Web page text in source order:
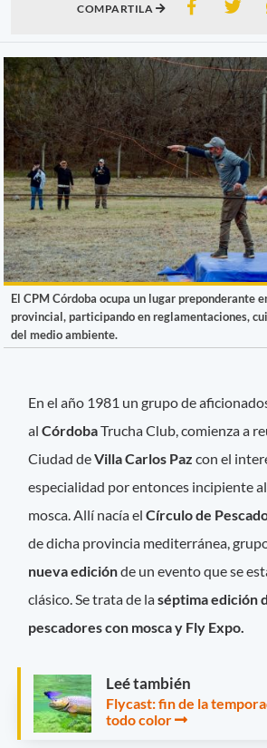
COMPARTILA
El CPM Córdoba ocupa un lugar preponderante
provincial, participando en reglamentaciones,
del medio ambiente.
En el año 1981 un grupo de
alCórdobaTrucha Club, comienza a
Ciudad deVilla Carlos Paz con el
especialidad por entonces incipiente
mosca. Allí nacía el Círculo de
de dicha provincia mediterránea,
nueva ediciónde un evento que se
clásico. Se trata de laséptima edición
pescadores con mosca y Fly Expo.
Leé también
Flycast: fin de la
todo color